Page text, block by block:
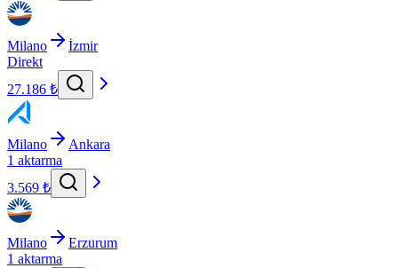
Milano
İzmir
Direkt
27.186 ₺
Milano
Ankara
1 aktarma
3.569 ₺
Milano
Erzurum
1 aktarma